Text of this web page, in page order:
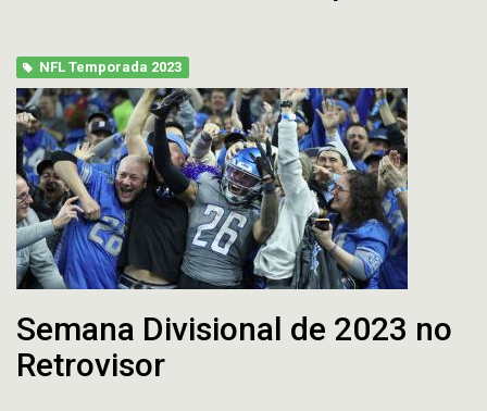
NFL Temporada 2023
Semana Divisional de 2023 no
Retrovisor